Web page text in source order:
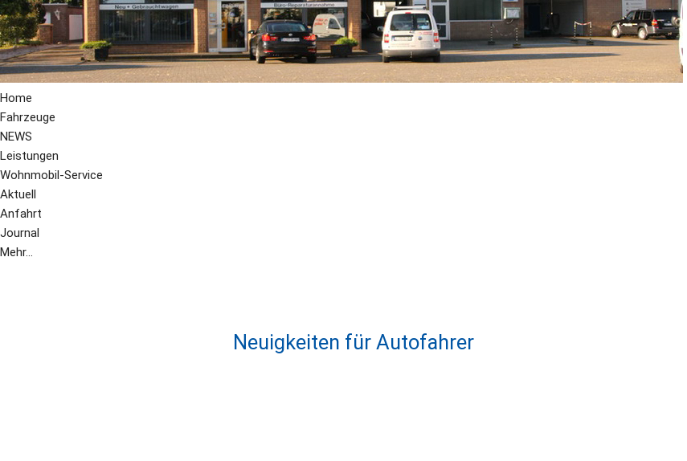
Home
Fahrzeuge
NEWS
Leistungen
Wohnmobil-Service
Aktuell
Anfahrt
Journal
Mehr...
Neuigkeiten für Autofahrer